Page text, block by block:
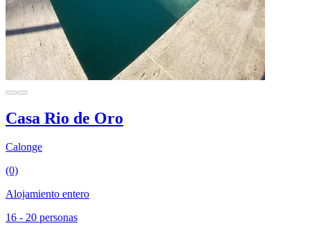
Casa Rio de Oro
Calonge
(0)
Alojamiento entero
16 - 20 personas